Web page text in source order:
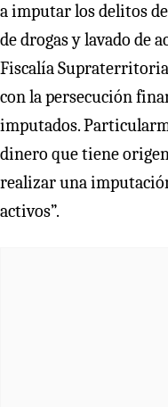
a imputar los delitos
de drogas y lavado de
Fiscalía
con la persecución
imputados.
dinero que tiene
realizar una
activos”.